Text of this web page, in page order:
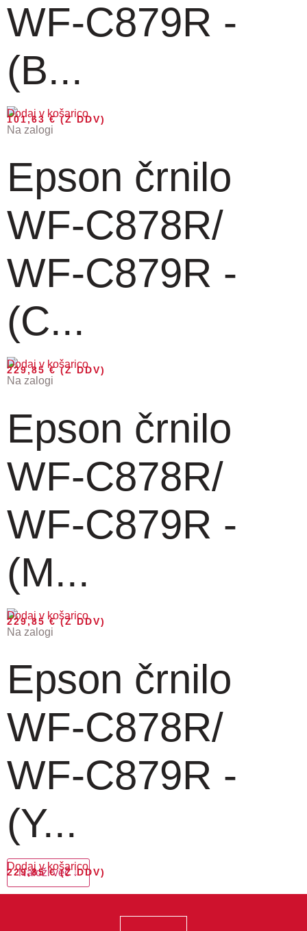
WF-C879R -
(B...
101,63€(Z DDV)
Dodaj v košarico
Na zalogi
Epson črnilo
WF-C878R/
WF-C879R -
(C...
229,85€(Z DDV)
Dodaj v košarico
Na zalogi
Epson črnilo
WF-C878R/
WF-C879R -
(M...
229,85€(Z DDV)
Dodaj v košarico
Na zalogi
Epson črnilo
WF-C878R/
WF-C879R -
(Y...
229,85€(Z DDV)
Dodaj v košarico
Naloži več ↓